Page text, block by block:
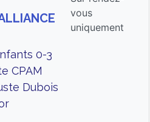
0-3
CPAM
Dubois
vous
uniquement